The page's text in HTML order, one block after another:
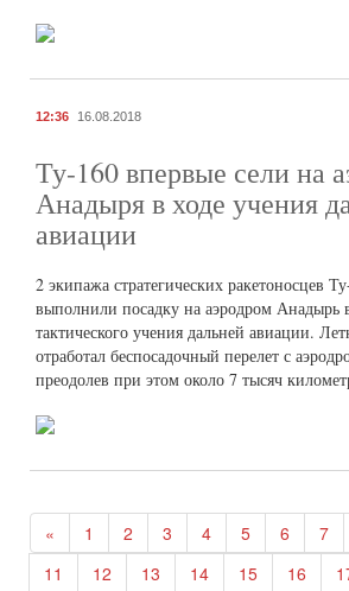
12:36 16.08.2018
Ту-160 впервые сели на
Анадыря в ходе учения
авиации
2 экипажа стратегических ракетоносцев
выполнили посадку на аэродром Анадырь
тактического учения дальней авиации.
отработал беспосадочный перелет с
преодолев при этом около 7 тысяч
« 1 2 3 4 5 6 7
11
12 13 14 15 16